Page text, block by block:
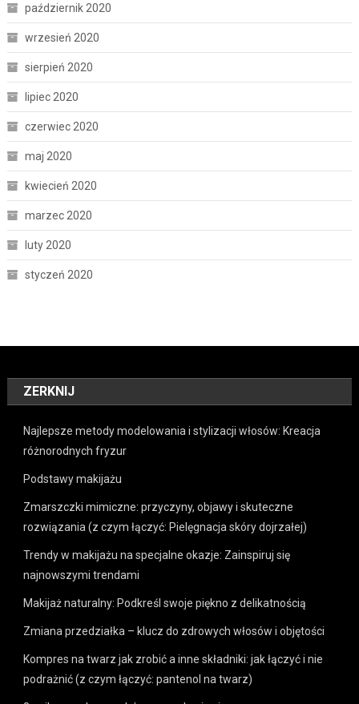
październik 2020
wrzesień 2020
sierpień 2020
lipiec 2020
czerwiec 2020
maj 2020
kwiecień 2020
marzec 2020
luty 2020
styczeń 2020
ZERKNIJ
Najlepsze metody modelowania i stylizacji włosów: Kreacja
różnorodnych fryzur
Podstawy makijażu
Zmarszczki mimiczne: przyczyny, objawy i skuteczne
rozwiązania (z czym łączyć: Pielęgnacja skóry dojrzałej)
Trendy w makijażu na specjalne okazje: Zainspiruj się
najnowszymi trendami
Makijaż naturalny: Podkreśl swoje piękno z delikatnością
Zmiana przedziałka – klucz do zdrowych włosów i objętości
Kompres na twarz jak zrobić a inne składniki: jak łączyć i nie
podrażnić (z czym łączyć: pantenol na twarz)